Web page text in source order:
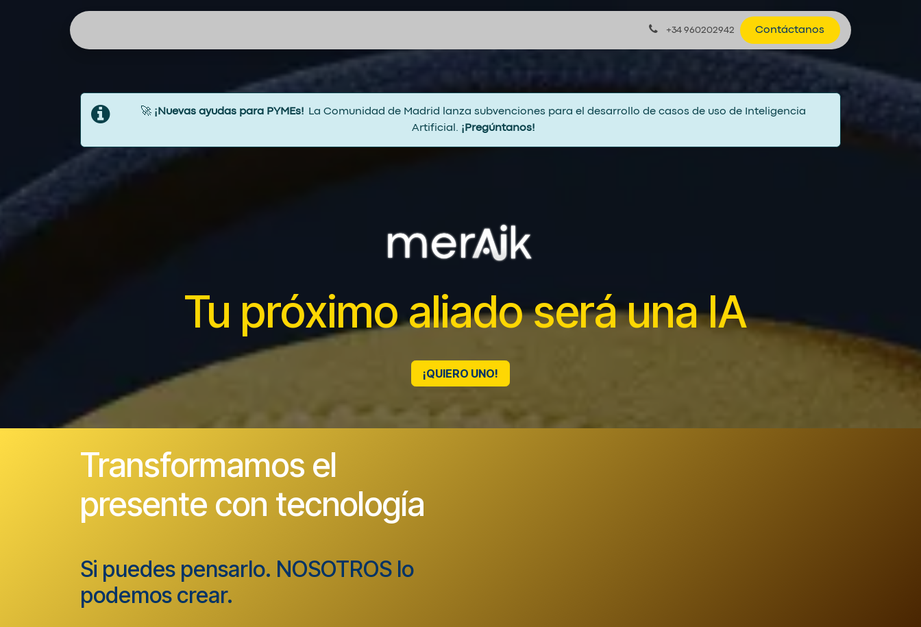
+34 960202942 Contáctanos
🚀 ¡Nuevas ayudas para PYMEs!
La Comunidad de Madrid lanza subvenciones para el desarrollo de casos de uso de Inteligencia
Artificial. ¡Pregúntanos!
Tu próximoaliado seráuna IA
¡QUIERO UNO!
Transformamos el
presente con tecnología
Si puedes pensarlo. NOSOTROS lo
podemos crear.